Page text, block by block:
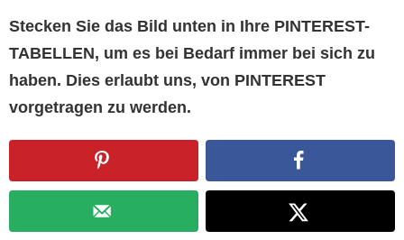
Stecken Sie das Bild unten in Ihre PINTEREST-
TABELLEN, um es bei Bedarf immer bei sich zu
haben. Dies erlaubt uns, von PINTEREST
vorgetragen zu werden.